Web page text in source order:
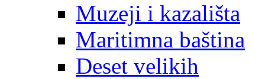
Muzeji i kazališta
Maritimna baština
Deset velikih